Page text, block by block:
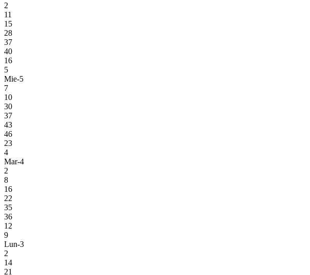
2
11
15
28
37
40
16
5
Mie-5
7
10
30
37
43
46
23
4
Mar-4
2
8
16
22
35
36
12
9
Lun-3
2
14
21